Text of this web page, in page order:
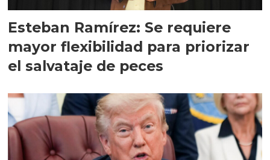
Esteban Ramírez: Se requiere
mayor flexibilidad para priorizar
el salvataje de peces